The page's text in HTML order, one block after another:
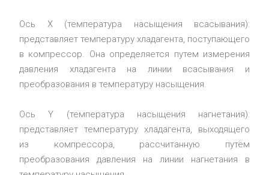
Ось X (температура насыщения всасывания):
представляет температуру хладагента, поступающего
в компрессор. Она определяется путем измерения
давления хладагента на линии всасывания и
преобразования в температуру насыщения.
Ось Y (температура насыщения нагнетания):
представляет температуру хладагента, выходящего
из компрессора, рассчитанную путём
преобразования давления на линии нагнетания в